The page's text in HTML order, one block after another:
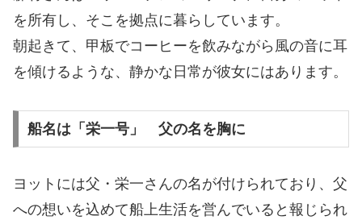
を所有し、そこを拠点に暮らしています。
朝起きて、甲板でコーヒーを飲みながら風の音に耳
を傾けるような、静かな日常が彼女にはあります。
船名は「栄一号」 父の名を胸に
ヨットには父・栄一さんの名が付けられており、父
への想いを込めて船上生活を営んでいると報じられ